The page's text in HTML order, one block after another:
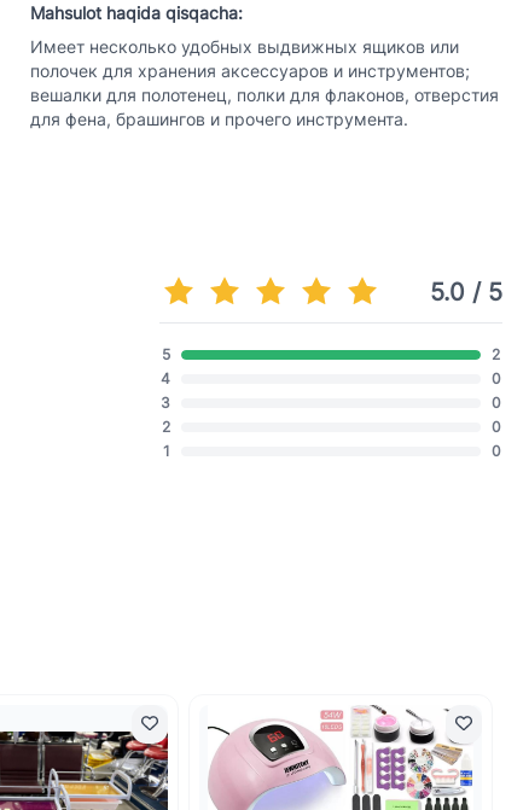
Mahsulot haqida qisqacha:
Имеет несколько удобных выдвижных ящиков или
полочек для хранения аксессуаров и инструментов;
вешалки для полотенец, полки для флаконов, отверстия
для фена, брашингов и прочего инструмента.
5.0 / 5
5
2
4
0
3
0
2
0
1
0